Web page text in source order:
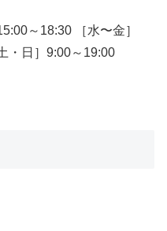
～18:30 ［水〜金］
・日］9:00～19:00